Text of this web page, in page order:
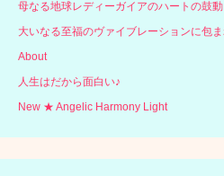
母なる地球レディーガイアのハートの鼓動
大いなる至福のヴァイブレーションに包
About
人生はだから面白い♪
New ★ Angelic Harmony Light